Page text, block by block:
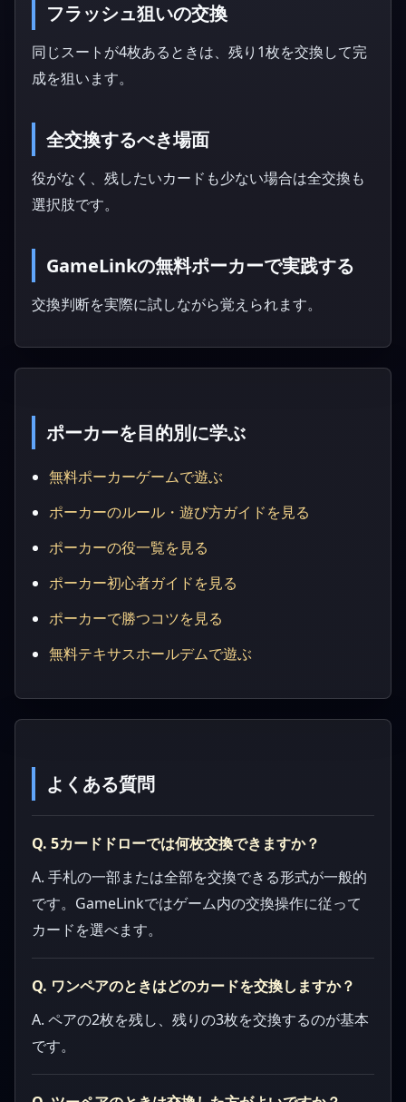
フラッシュ狙いの交換
同じスートが4枚あるときは、残り1枚を交換して完
成を狙います。
全交換するべき場面
役がなく、残したいカードも少ない場合は全交換も
選択肢です。
GameLinkの無料ポーカーで実践する
交換判断を実際に試しながら覚えられます。
ポーカーを目的別に学ぶ
無料ポーカーゲームで遊ぶ
ポーカーのルール・遊び方ガイドを見る
ポーカーの役一覧を見る
ポーカー初心者ガイドを見る
ポーカーで勝つコツを見る
無料テキサスホールデムで遊ぶ
よくある質問
Q. 5カードドローでは何枚交換できますか？
A. 手札の一部または全部を交換できる形式が一般的
です。GameLinkではゲーム内の交換操作に従って
カードを選べます。
Q. ワンペアのときはどのカードを交換しますか？
A. ペアの2枚を残し、残りの3枚を交換するのが基本
です。